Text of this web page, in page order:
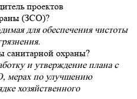
проектов
(ЗСО)?
для обеспечения чистоты
санитарной охраны?
и утверждение плана с
мерах по улучшению
хозяйственного